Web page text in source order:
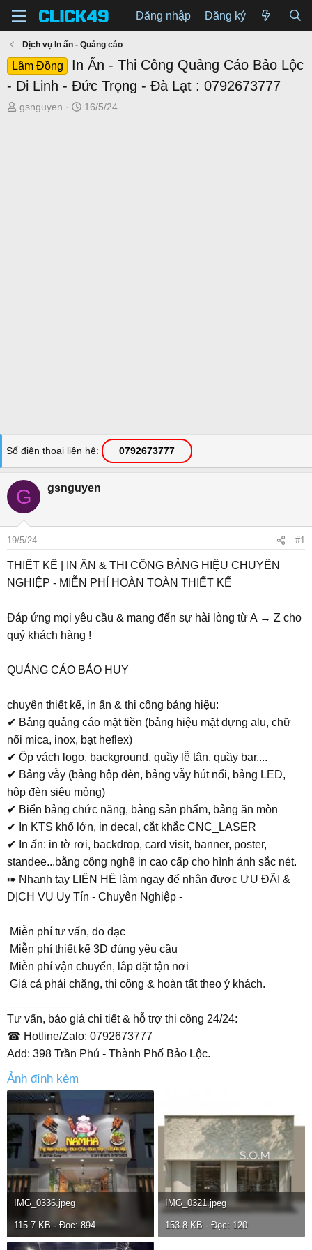
Đăng nhập Đăng ký
Dịch vụ In ấn - Quảng cáo
Lâm Đồng
In Ấn - Thi Công Quảng Cáo Bảo Lộc
- Di Linh - Đức Trọng - Đà Lạt : 0792673777
T
gsnguyen
N
16/5/24
Số điện thoại liên hệ 0792673777
G gsnguyen
19/5/24 #1
THIẾT KẾ | IN ẤN & THI CÔNG BẢNG HIỆU CHUYÊN
NGHIỆP - MIỄN PHÍ HOÀN TOÀN THIẾT KẾ
Đáp ứng mọi yêu cầu & mang đến sự hài lòng từ A → Z cho
quý khách hàng !
QUẢNG CÁO BẢO HUY
chuyên thiết kế, in ấn & thi công bảng hiệu:
✔ Bảng quảng cáo mặt tiền (bảng hiệu mặt dựng alu, chữ
nổi mica, inox, bạt heflex)
✔ Ốp vách logo, background, quầy lễ tân, quầy bar....
✔ Bảng vẫy (bảng hộp đèn, bảng vẫy hút nổi, bảng LED,
hộp đèn siêu mỏng)
✔ Biển bảng chức năng, bảng sản phẩm, bảng ăn mòn
✔ In KTS khổ lớn, in decal, cắt khắc CNC_LASER
✔ In ấn: in tờ rơi, backdrop, card visit, banner, poster,
standee...bằng công nghệ in cao cấp cho hình ảnh sắc nét.
➠ Nhanh tay LIÊN HỆ làm ngay để nhận được ƯU ĐÃI &
DỊCH VỤ Uy Tín - Chuyên Nghiệp -
️ Miễn phí tư vấn, đo đạc
️ Miễn phí thiết kế 3D đúng yêu cầu
️ Miễn phí vận chuyển, lắp đặt tận nơi
️ Giá cả phải chăng, thi công & hoàn tất theo ý khách.
Tư vấn, báo giá chi tiết & hỗ trợ thi công 24/24:
☎ Hotline/Zalo: 0792673777
Add: 398 Trần Phú - Thành Phố Bảo Lộc.
Ảnh đính kèm
IMG_0336.jpeg
115.7 KB · Đọc: 894
IMG_0321.jpeg
153.8 KB · Đọc: 120